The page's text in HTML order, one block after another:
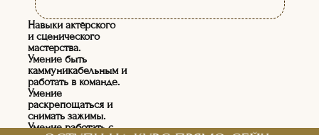
Навыки актёрского
и сценического
мастерства.
Умение быть
каммуникабельным и
работать в команде.
Умение
раскрепощаться и
снимать зажимы.
Умение работать с